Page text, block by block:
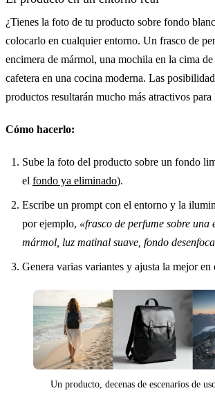
¿Tienes la foto de tu producto sobre fondo
colocarlo en cualquier entorno. Un frasco de
encimera de mármol, una mochila en la cima
cafetera en una cocina moderna. Las
productos resultarán mucho más atractivos para
Cómo hacerlo:
Sube la foto del producto sobre un fondo
el fondo ya eliminado).
Escribe un prompt con el entorno y la
por ejemplo, «frasco de perfume sobre una
mármol, luz matinal suave, fondo
Genera varias variantes y ajusta la mejor en
Un producto, decenas de escenarios de